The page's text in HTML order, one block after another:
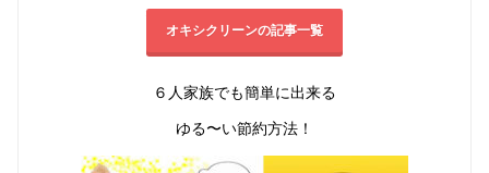
オキシクリーンの記事一覧
６人家族でも簡単に出来る
ゆる〜い節約方法！